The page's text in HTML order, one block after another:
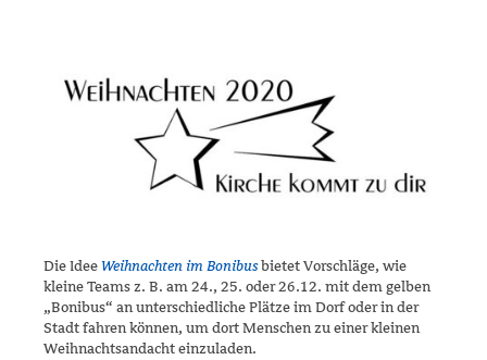
Die Idee Weihnachten im Bonibusbietet Vorschläge, wie
kleine Teams z. B. am 24., 25. oder 26.12. mit dem gelben
„Bonibus“ an unterschied­liche Plätze im Dorf oder in der
Stadt fahren können, um dort Menschen zu einer kleinen
Weihnachtsandacht einzuladen.